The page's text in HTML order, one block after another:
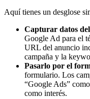
Aquí tienes un desglose
Capturar datos
Google Ad para el
URL del anuncio
campaña y la
Pasarlo por el
formulario. Los
“Google Ads”
como interés.